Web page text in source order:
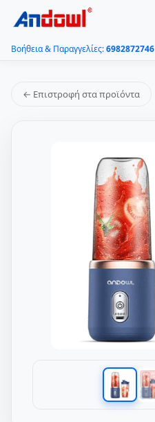
Βοήθεια & Παραγγελίες:6982872746
← Επιστροφή στα προϊόντα